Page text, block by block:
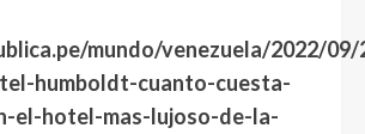
mundo/venezuela/2022/
humboldt-cuanto-cuesta-
el-hotel-mas-lujoso-de-la-